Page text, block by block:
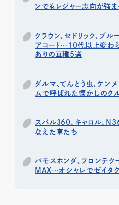
ンでもレジャー志向が強ま
クラウン、セドリック、ブル
アコード…10代以上変わ
ありの車種5選
ダルマ、てんとう虫、ケン
ムで呼ばれた懐かしのク
スバル360、キャロル、
なえた車たち
バモスホンダ、フロンテク
MAX…オシャレでゼイタ